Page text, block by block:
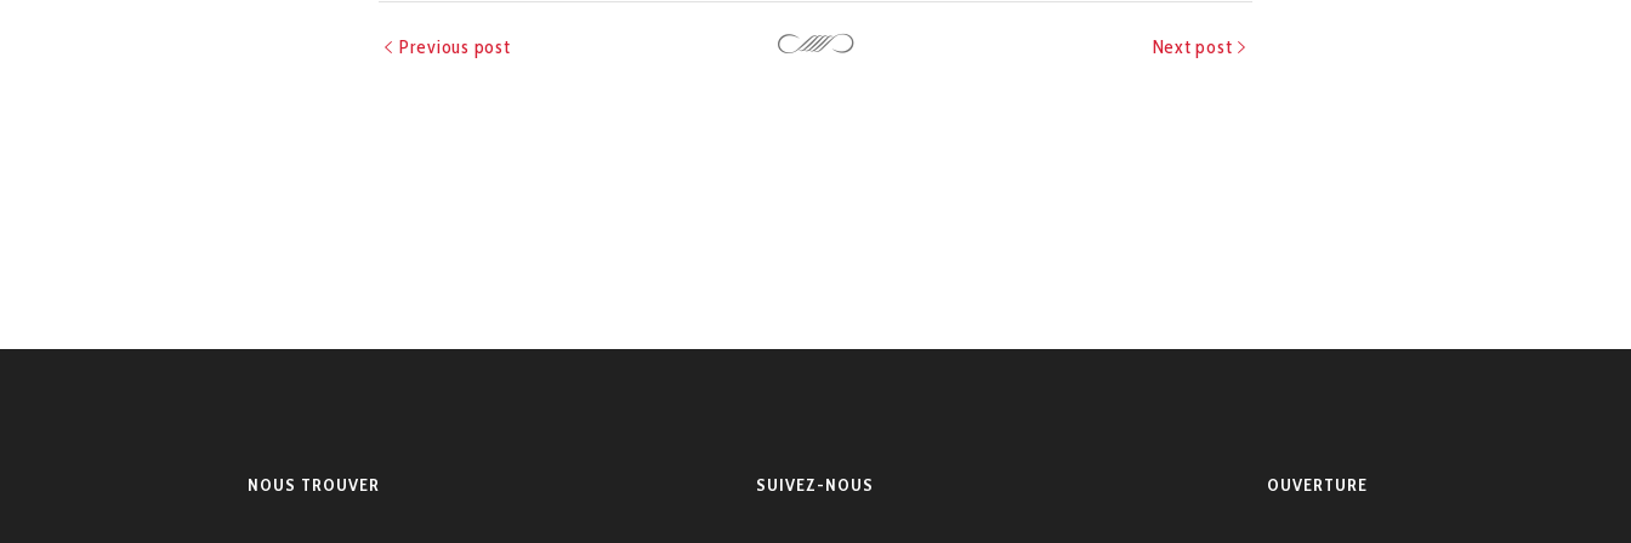
Previous post Next post
NOUS TROUVER SUIVEZ-NOUS OUVERTURE